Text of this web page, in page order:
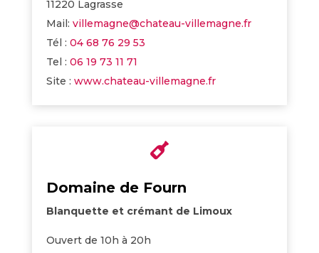
11220 Lagrasse
Mail: villemagne@chateau-villemagne.fr
Tél : 04 68 76 29 53
Tel : 06 19 73 11 71
Site : www.chateau-villemagne.fr

Domaine de Fourn
Blanquette et crémant de Limoux
Ouvert de 10h à 20h